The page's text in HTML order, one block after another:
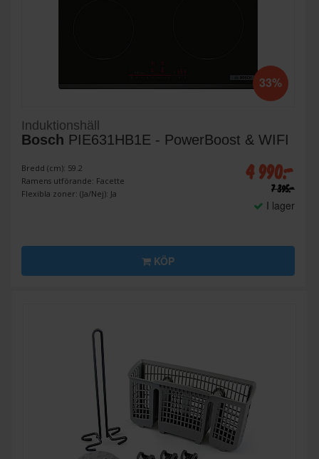
33%
Induktionshäll
Bosch PIE631HB1E - PowerBoost & WIFI
Bredd (cm): 59.2
Ramens utförande: Facette
Flexibla zoner: (Ja/Nej): Ja
4 990:-
7 395:-
I lager
KÖP